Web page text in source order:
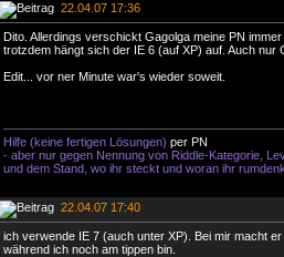
22.04.07 17:36
Dito. Allerdings verschickt Gagolga meine PN
trotzdem hängt sich der IE 6 (auf XP) auf. Auch nur
Edit... vor ner Minute war's wieder soweit.
Hilfe (keine fertigen Lösungen) per PN
- aber nur gegen Nennung von Riddle-Kategorie,
und dem Stand, wo ihr steckt und woran ihr
22.04.07 17:40
ich verwende IE 7 (auch unter XP). Bei mir macht
während ich noch am tippen bin.